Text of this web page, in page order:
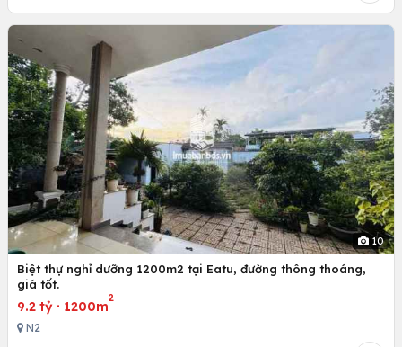
10
Biệt thự nghỉ dưỡng 1200m2 tại Eatu, đường thông thoáng,
giá tốt.
9.2 tỷ · 1200m
2
N2